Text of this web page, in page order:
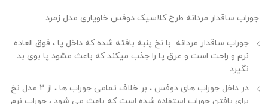
جوراب ساقدار مردانه طرح کلاسیک دوفس خاویاری مدل زمرد
جوراب ساقدار مردانه با نخ پنبه بافته شده که داخل پا ، فوق العاده
نرم و راحت است و عرق پا را جذب میکند که باعث مشود پا بوی بد
نگیرد.
در داخل جوراب های دوفس ، بر خلاف تمامی جوراب ها ، از 2 مدل نخ
برای بافتن جوراب استفاده شده است که باعث می شود ، جوراب نرم